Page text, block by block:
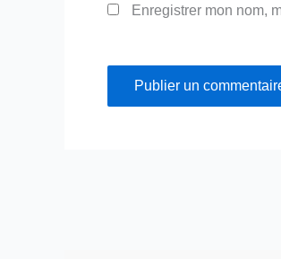
Enregistrer mon nom,